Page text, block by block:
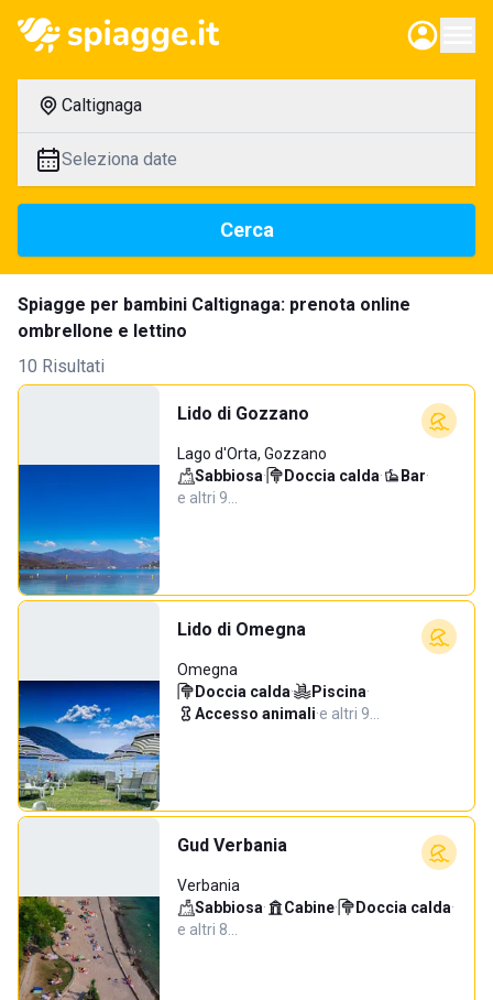
Caltignaga
Seleziona date
Cerca
Spiagge per bambini Caltignaga: prenota online
ombrellone e lettino
10 Risultati
Lido di Gozzano
Lago d'Orta, Gozzano
Sabbiosa· Doccia calda· Bar·
e altri 9…
Lido di Omegna
Omegna
Doccia calda· Piscina·
Accesso animali·e altri 9…
Gud Verbania
Verbania
Sabbiosa· Cabine· Doccia calda·
e altri 8…